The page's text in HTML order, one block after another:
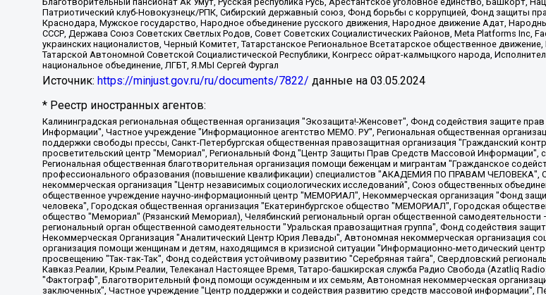
Патриотический клуб-Новокузнецк/РПК, Сибирский державный союз, Фонд борьбы с коррупцией, Фонд защиты
Краснодара, Мужское государство, Народное объединение русского движения, Народное движение Адат,
СССР, Держава Союз Советских Светлых Родов, Совет Советских Социалистических Районов, Meta Platforms Inc,
украинских националистов, Черный Комитет, Татарстанское Региональное Всетатарское общественное
Татарской Автономной Советской Социалистической Республики, Конгресс ойрат-калмыцкого народа,
национальное объединение, ЛГБТ, Я.МЫ Сергей Фургал
Источник: https://minjust.gov.ru/ru/documents/7822/ данные на 03.05.2024
* Реестр иностранных агентов:
Калининградская региональная общественная организация "Экозащита!-Женсовет", Фонд содействия защите прав и свобод граждан "Общественный вердикт", Фонд "Институт Развития Свободы Информации", Частное учреждение "Информационное агентство МЕМО. РУ", Региональная общественная организация "Общественная комиссия по сохранению наследия академика Сахарова", Фонд поддержки свободы прессы, Санкт-Петербургская общественная правозащитная организация "Гражданский контроль", Межрегиональная общественная организация "Информационно-просветительский центр "Мемориал", Региональный Фонд "Центр Защиты Прав Средств Массовой Информации", с 05.12.2023 Фонд "Центр Защиты Прав Средств массовой информации", Региональная общественная благотворительная организация помощи беженцам и мигрантам "Гражданское содействие", Негосударственное образовательное учреждение дополнительного профессионального образования (повышение квалификации) специалистов "АКАДЕМИЯ ПО ПРАВАМ ЧЕЛОВЕКА", Свердловская региональная общественная организация "Сутяжник", Автономная некоммерческая организация "Центр независимых социологических исследований", Союз общественных объединений "Российский исследовательский центр по правам человека", Региональное общественное учреждение научно-информационный центр "МЕМОРИАЛ", Некоммерческая организация "Фонд защиты гласности", Автономная некоммерческая организация "Институт прав человека", Городская общественная организация "Екатеринбургское общество "МЕМОРИАЛ", Городская общественная организация "Рязанское историко-просветительское и правозащитное общество "Мемориал" (Рязанский Мемориал), Челябинский региональный орган общественной самодеятельности – женское общественное объединение "Женщины Евразии", Челябинский региональный орган общественной самодеятельности "Уральская правозащитная группа", Фонд содействия защите здоровья и социальной справедливости имени Андрея Рылькова, Автономная Некоммерческая Организация "Аналитический Центр Юрия Левады", Автономная некоммерческая организация социальной поддержки населения "Проект Апрель", Региональная общественная организация помощи женщинам и детям, находящимся в кризисной ситуации "Информационно-методический центр "Анна", Фонд содействия развитию массовых коммуникаций и правовому просвещению "Так-так-Так", Фонд содействия устойчивому развитию "Серебряная тайга", Свердловский региональный общественный фонд социальных проектов "Новое время", "Idel.Реалии", Кавказ.Реалии, Крым.Реалии, Телеканал Настоящее Время, Татаро-башкирская служба Радио Свобода (Azatliq Radiosi), Радио Свободная Европа/Радио Свобода (PCE/PC), "Сибирь.Реалии", "Фактограф", Благотворительный фонд помощи осужденным и их семьям, Автономная некоммерческая организация "Институт глобализации и социальных движений", Фонд "В защиту прав заключенных", Частное учреждение "Центр поддержки и содействия развитию средств массовой информации", Пензенский региональный общественный благотворительный фонд "Гражданский союз", "Север.Реалии", Некоммерческая организация Фонд "Правовая инициатива", Общество с ограниченной ответственностью "Радио Свободная Европа/Радио Свобода", Чешское информационное агентство "MEDIUM-ORIENT", Красноярская региональная общественная организация "Мы против СПИДа", Камалягин Денис Николаевич, Маркелов Сергей Евгеньевич, Пономарев Лев Александрович, Савицкая Людмила Алексеевна, Автономная некоммерческая организация "Центр по работе с проблемой насилия "НАСИЛИЮ.НЕТ", Межрегиональный профессиональный союз работников здравоохранения "Альянс врачей", Юридическое лицо, зарегистрированное в Латвийской Республике, SIA "Medusa Project" (регистрационный номер 40103797863, дата регистрации 10.06.2014), Некоммерческая организация "Фонд по борьбе с коррупцией", Автономная некоммерческая организация "Институт права и публичной политики", Баданин Роман Сергеевич, Гликин Максим Александрович, Железнова Мария Михайловна, Лукьянова Юлия Сергеевна, Маетная Елизавета Витальевна, Маняхин Петр Борисович, Чуракова Ольга Владимировна, Ярош Юлия Петровна, Юридическое лицо "The Insider SIA", зарегистрированное в Риге, Латвийская Республика (дата регистрации 26.06.2015), являющееся администратором доменного имени интернет-издания "The Insider SIA", https://theins.ru, Постернак Алексей Евгеньевич, Рубин Михаил Аркадьевич, Анин Роман Александрович, Юридическое лицо Istories fonds, зарегистрированное в Латвийской Республике (регистрационный номер 50008295751, дата регистрации 24.02.2020), Великовский Дмитрий Александрович, Долинина Ирина Николаевна, Мароховская Алеся Алексеевна, Шлейнов Роман Юрьевич, Шмагун Олеся Валентиновна, Общество с ограниченной ответственностью "Альтаир 2021", Общество с ограниченной ответственностью "Вега 2021", Общество с ограниченной ответственностью "Главный редактор 2021", Общество с ограниченной ответственностью "Ромашки монолит", Важенков Артем Валерьевич, Ивановская областная общественная организация "Центр гендерных исследований", Гурман Юрий Альбертович, Медиапроект "ОВД-Инфо", Егоров Владимир Владимирович, Жилинский Владимир Александрович, Общество с ограниченной ответственностью "ЗП", Иванова София Юрьевна, Карезина Инна Павловна, Кильтау Екатерина Викторовна, Петров Алексей Викторович, Пискунов Сергей Евгеньевич, Смирнов Сергей Сергеевич, Тихонов Михаил Сергеевич, Общество с ограниченной ответственностью "ЖУРНАЛИСТ-ИНОСТРАННЫЙ АГЕНТ", Арапова Галина Юрьевна, Вольтская Татьяна Анатольевна, Американская компания "Mason G.E.S. Anonymous Foundation" (США), являющаяся владельцем интернет-издания https://mnews.world/, Компания "Stichting Bellingcat", зарегистрированная в Нидерландах (дата регистрации 11.07.2018), Захаров Андрей Вячеславович, Клепиковская Екатерина Дмитриевна, Общество с ограниченной ответственностью "МЕМО", Перл Роман Александрович, Симонов Евгений Алексеевич,